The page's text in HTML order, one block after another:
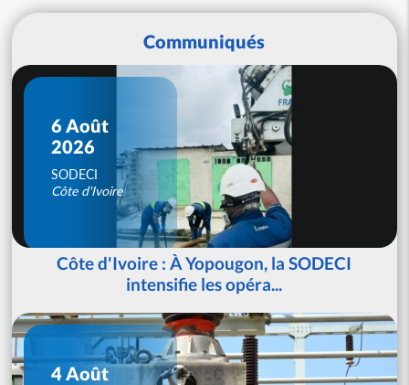
Communiqués
6 Août
2026
SODECI
Côte d'Ivoire
Côte d'Ivoire : À Yopougon, la SODECI
intensifie les opéra...
4 Août